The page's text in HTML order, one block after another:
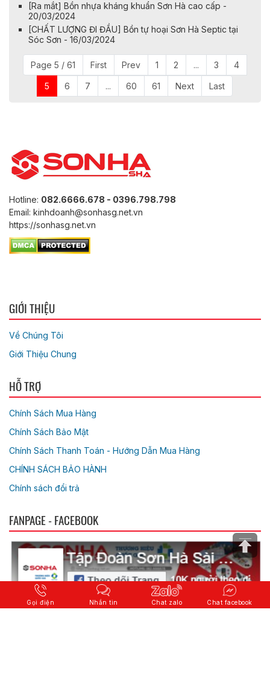
[Ra mắt] Bồn nhựa kháng khuẩn Sơn Hà cao cấp -
20/03/2024
[CHẤT LƯỢNG ĐI ĐẦU] Bồn tự hoại Sơn Hà Septic tại
Sóc Sơn - 16/03/2024
Page 5 / 61 First Prev 1 2 ... 3 4
5 6 7 ... 60 61 Next Last
Hotline: 082.6666.678 - 0396.798.798
Email: kinhdoanh@sonhasg.net.vn
https://sonhasg.net.vn
GIỚI THIỆU
Về Chúng Tôi
Giới Thiệu Chung
HỖ TRỢ
Chính Sách Mua Hàng
Chính Sách Bảo Mật
Chính Sách Thanh Toán - Hướng Dẫn Mua Hàng
CHÍNH SÁCH BẢO HÀNH
Chính sách đổi trả
FANPAGE - FACEBOOK
Gọi điện Nhắn tin Chat zalo Chat facebook